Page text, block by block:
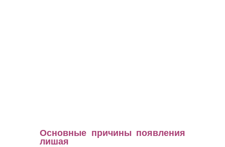
Основные причины появления
лишая